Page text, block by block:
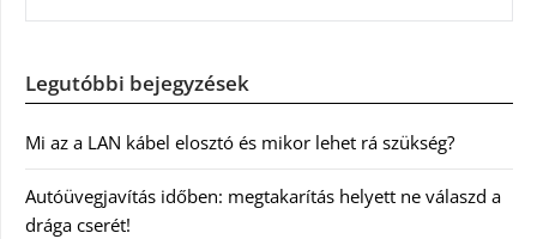
Legutóbbi bejegyzések
Mi az a LAN kábel elosztó és mikor lehet rá szükség?
Autóüvegjavítás időben: megtakarítás helyett ne válaszd a
drága cserét!